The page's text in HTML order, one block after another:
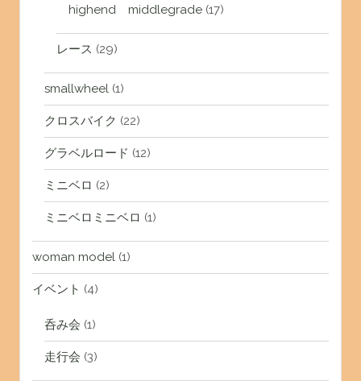
highend middlegrade(17)
レース (29)
smallwheel(1)
クロスバイク (22)
グラベルロード (12)
ミニベロ (2)
ミニベロミニベロ (1)
woman model(1)
イベント (4)
呑み会 (1)
走行会 (3)